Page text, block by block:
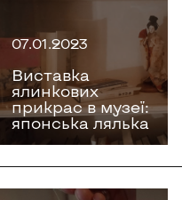
07.01.2023
Виставка
ялинкових
прикрас в музеї:
японська лялька